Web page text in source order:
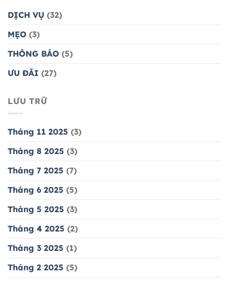
DỊCH VỤ (32)
MẸO (3)
THÔNG BÁO (5)
ƯU ĐÃI (27)
LƯU TRỮ
Tháng 11 2025 (3)
Tháng 8 2025 (3)
Tháng 7 2025 (7)
Tháng 6 2025 (5)
Tháng 5 2025 (3)
Tháng 4 2025 (2)
Tháng 3 2025 (1)
Tháng 2 2025 (5)